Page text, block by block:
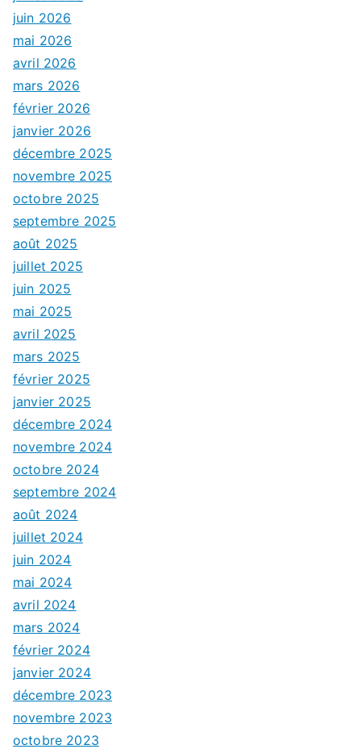
juin 2026
mai 2026
avril 2026
mars 2026
février 2026
janvier 2026
décembre 2025
novembre 2025
octobre 2025
septembre 2025
août 2025
juillet 2025
juin 2025
mai 2025
avril 2025
mars 2025
février 2025
janvier 2025
décembre 2024
novembre 2024
octobre 2024
septembre 2024
août 2024
juillet 2024
juin 2024
mai 2024
avril 2024
mars 2024
février 2024
janvier 2024
décembre 2023
novembre 2023
octobre 2023